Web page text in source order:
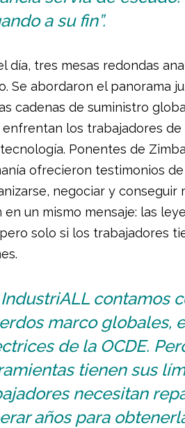
a su fin”.
día, tres mesas redondas
Se abordaron el panorama
cadenas de suministro
enfrentan los trabajadores
Ponentes de
ofrecieron testimonios
negociar y conseguir
en un mismo mensaje: las
solo si los trabajadores
IndustriALL contamos
marco globales,
de la OCDE.
tienen sus
necesitan
años para